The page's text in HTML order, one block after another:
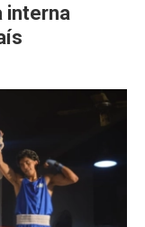
interna